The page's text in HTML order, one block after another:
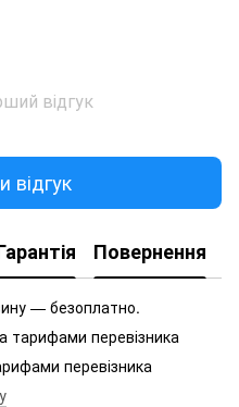
відгук
відгук
Повернення
— безоплатно.
тарифами перевізника
перевізника